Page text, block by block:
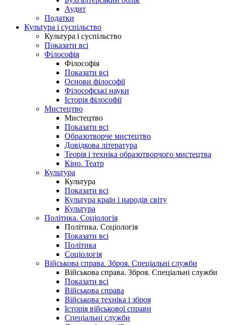
Аудит
Податки
Культура і суспільство
Культура і суспільство
Показати всі
Філософія
Філософія
Показати всі
Основи філософії
Філософські науки
Історія філософії
Мистецтво
Мистецтво
Показати всі
Образотворче мистецтво
Довідкова література
Теорія і техніка образотворчого мистецтва
Кіно. Театр
Культура
Культура
Показати всі
Культура країн і народів світу
Культура
Політика. Соціологія
Політика. Соціологія
Показати всі
Політика
Соціологія
Військова справа. Зброя. Спеціальні служби
Військова справа. Зброя. Спеціальні служби
Показати всі
Військова справа
Військова техніка і зброя
Історія військової справи
Спеціальні служби